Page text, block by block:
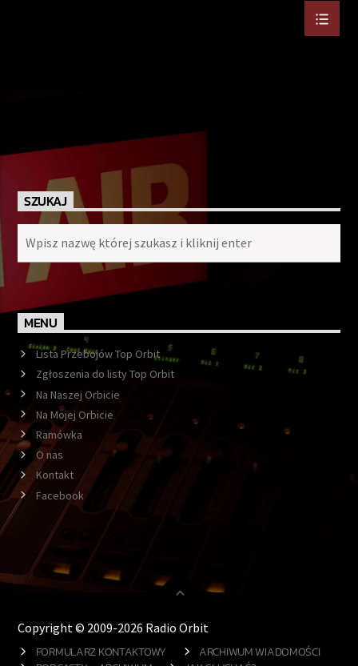
SZUKAJ
MENU
Lista Przebojów Top Orbit
Zgłoszenia do listy Top Orbit
Na Naszej Orbicie
Na Mojej Orbicie
Ramówka
O nas
Kontakt
Facebook
Copyright © 2009-2026 Radio Orbit
FORMULARZ KONTAKTOWY
ARCHIWUM WIADOMOŚCI